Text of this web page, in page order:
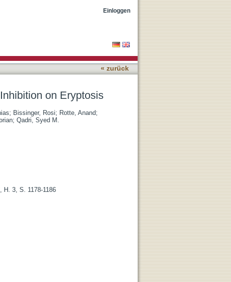
Einloggen
« zurück
on Eryptosis
; Bissinger, Rosi; Rotte, Anand;
; Qadri, Syed M.
H. 3, S. 1178-1186